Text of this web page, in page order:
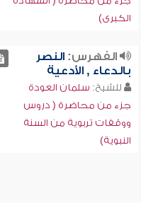
الكبرى)
الفهرس:النصر
بالدعاء , الأدعية
للشيخ: سلمان العودة
جزء من محاضرة ( دروس
ووقفات تربوية من السنة
النبوية)